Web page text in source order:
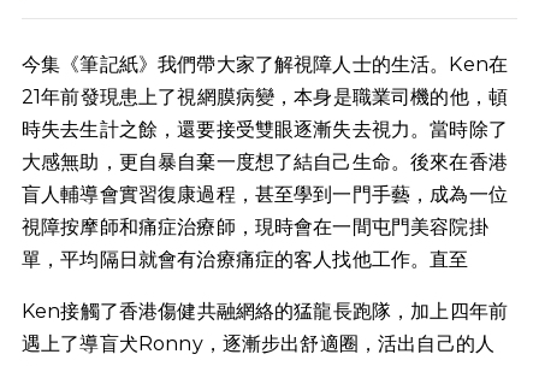
今集《筆記紙》我們帶大家了解視障人士的生活。Ken在
21年前發現患上了視網膜病變，本身是職業司機的他，頓
時失去生計之餘，還要接受雙眼逐漸失去視力。當時除了
大感無助，更自暴自棄一度想了結自己生命。後來在香港
盲人輔導會實習復康過程，甚至學到一門手藝，成為一位
視障按摩師和痛症治療師，現時會在一間屯門美容院掛
單，平均隔日就會有治療痛症的客人找他工作。直至
Ken接觸了香港傷健共融網絡的猛龍長跑隊，加上四年前
遇上了導盲犬Ronny，逐漸步出舒適圈，活出自己的人